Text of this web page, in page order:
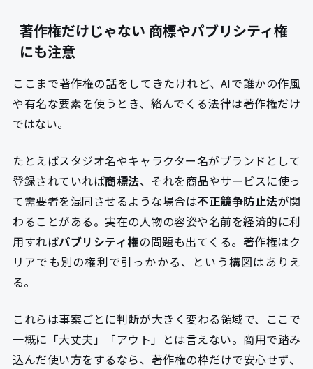
著作権だけじゃない 商標やパブリシティ権
にも注意
ここまで著作権の話をしてきたけれど、AIで誰かの作風
や有名な要素を使うとき、絡んでくる法律は著作権だけ
ではない。
たとえばスタジオ名やキャラクター名がブランドとして
登録されていれば商標法、それを商品やサービスに使っ
て需要者を混同させるような場合は不正競争防止法が関
わることがある。実在の人物の容姿や名前を経済的に利
用すればパブリシティ権の問題も出てくる。著作権はク
リアでも別の権利で引っかかる、という構図はありえ
る。
これらは事案ごとに判断が大きく変わる領域で、ここで
一概に「大丈夫」「アウト」とは言えない。商用で踏み
込んだ使い方をするなら、著作権の枠だけで安心せず、